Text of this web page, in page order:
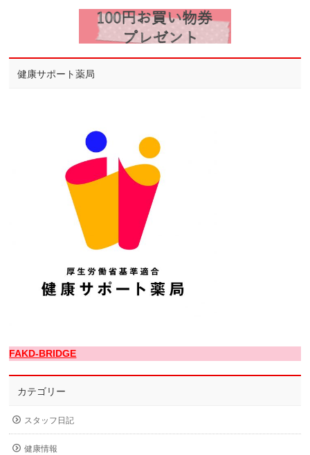
健康サポート薬局
FAKD-BRIDGE
カテゴリー
スタッフ日記
健康情報